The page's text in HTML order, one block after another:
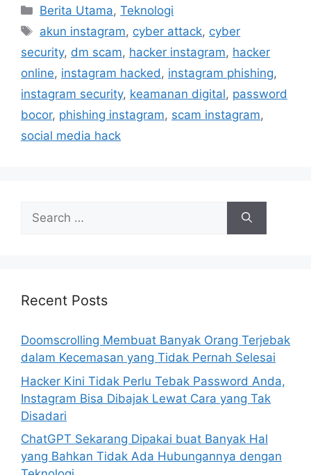
C
a
e
g
o
r
i
Berita Utama,Teknologi
T
a
s
akun instagram, cyber attack, cyber
security, dm scam, hacker instagram, hacker
online, instagram hacked, instagram phishing,
instagram security, keamanan digital, password
bocor, phishing instagram, scam instagram,
social media hack
h
r
:
Recent Posts
Doomscrolling Membuat Banyak Orang Terjebak
dalam Kecemasan yang Tidak Pernah Selesai
Hacker Kini Tidak Perlu Tebak Password Anda,
Instagram Bisa Dibajak Lewat Cara yang Tak
Disadari
ChatGPT Sekarang Dipakai buat Banyak Hal
yang Bahkan Tidak Ada Hubungannya dengan